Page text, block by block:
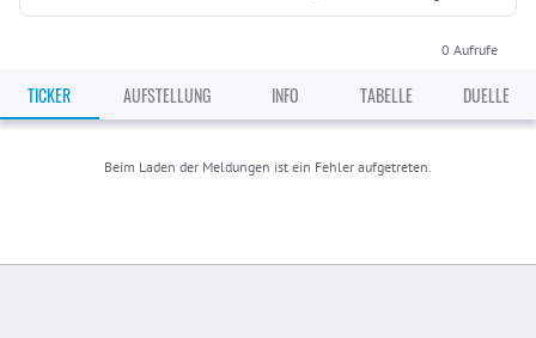
0 Aufrufe
TICKER AUFSTELLUNG INFO TABELLE DUELLE
Beim Laden der Meldungen ist ein Fehler aufgetreten.